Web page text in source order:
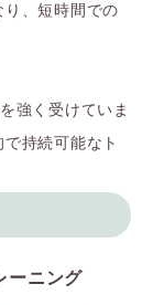
り、短時間での
強く受けていま
持続可能なト
ーニング